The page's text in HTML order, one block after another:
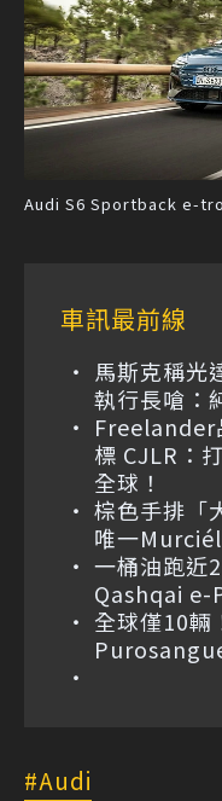
Audi S6 Sportback e-
車訊最前線
馬斯克稱光
執行長嗆：
Freelander
標 CJLR：
全球！
棕色手排「
唯一
一桶油跑近
Qashqai e-
全球僅10輛
Audi